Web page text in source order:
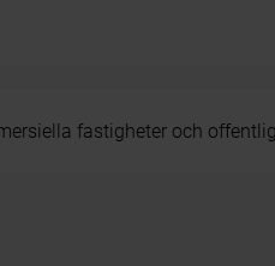
fastigheter och